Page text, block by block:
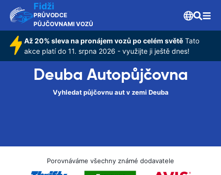
Fidži
PRŮVODCE
PŮJČOVNAMI VOZŮ
Až 20% sleva na pronájem vozů po celém světě Tato
akce platí do 11. srpna 2026 - využijte ji ještě dnes!
Deuba Autopůjčovna
Vyhledat půjčovnu aut v zemi Deuba
Porovnáváme všechny známé dodavatele